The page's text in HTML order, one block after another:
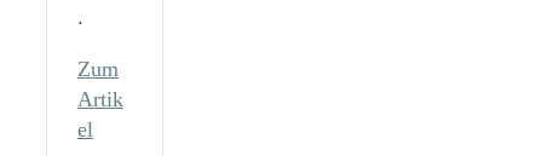
.
Zum
Artik
el